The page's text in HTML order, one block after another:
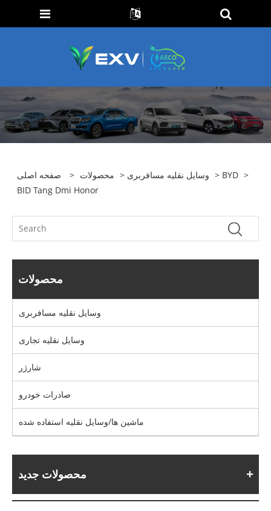
صفحه اصلی > محصولات > وسایل نقلیه مسافربری > BYD >
BID Tang Dmi Honor
محصولات
وسایل نقلیه مسافربری
وسایل نقلیه تجاری
شارژر
صادرات خودرو
ماشین ها/وسایل نقلیه استفاده شده
محصولات جدید